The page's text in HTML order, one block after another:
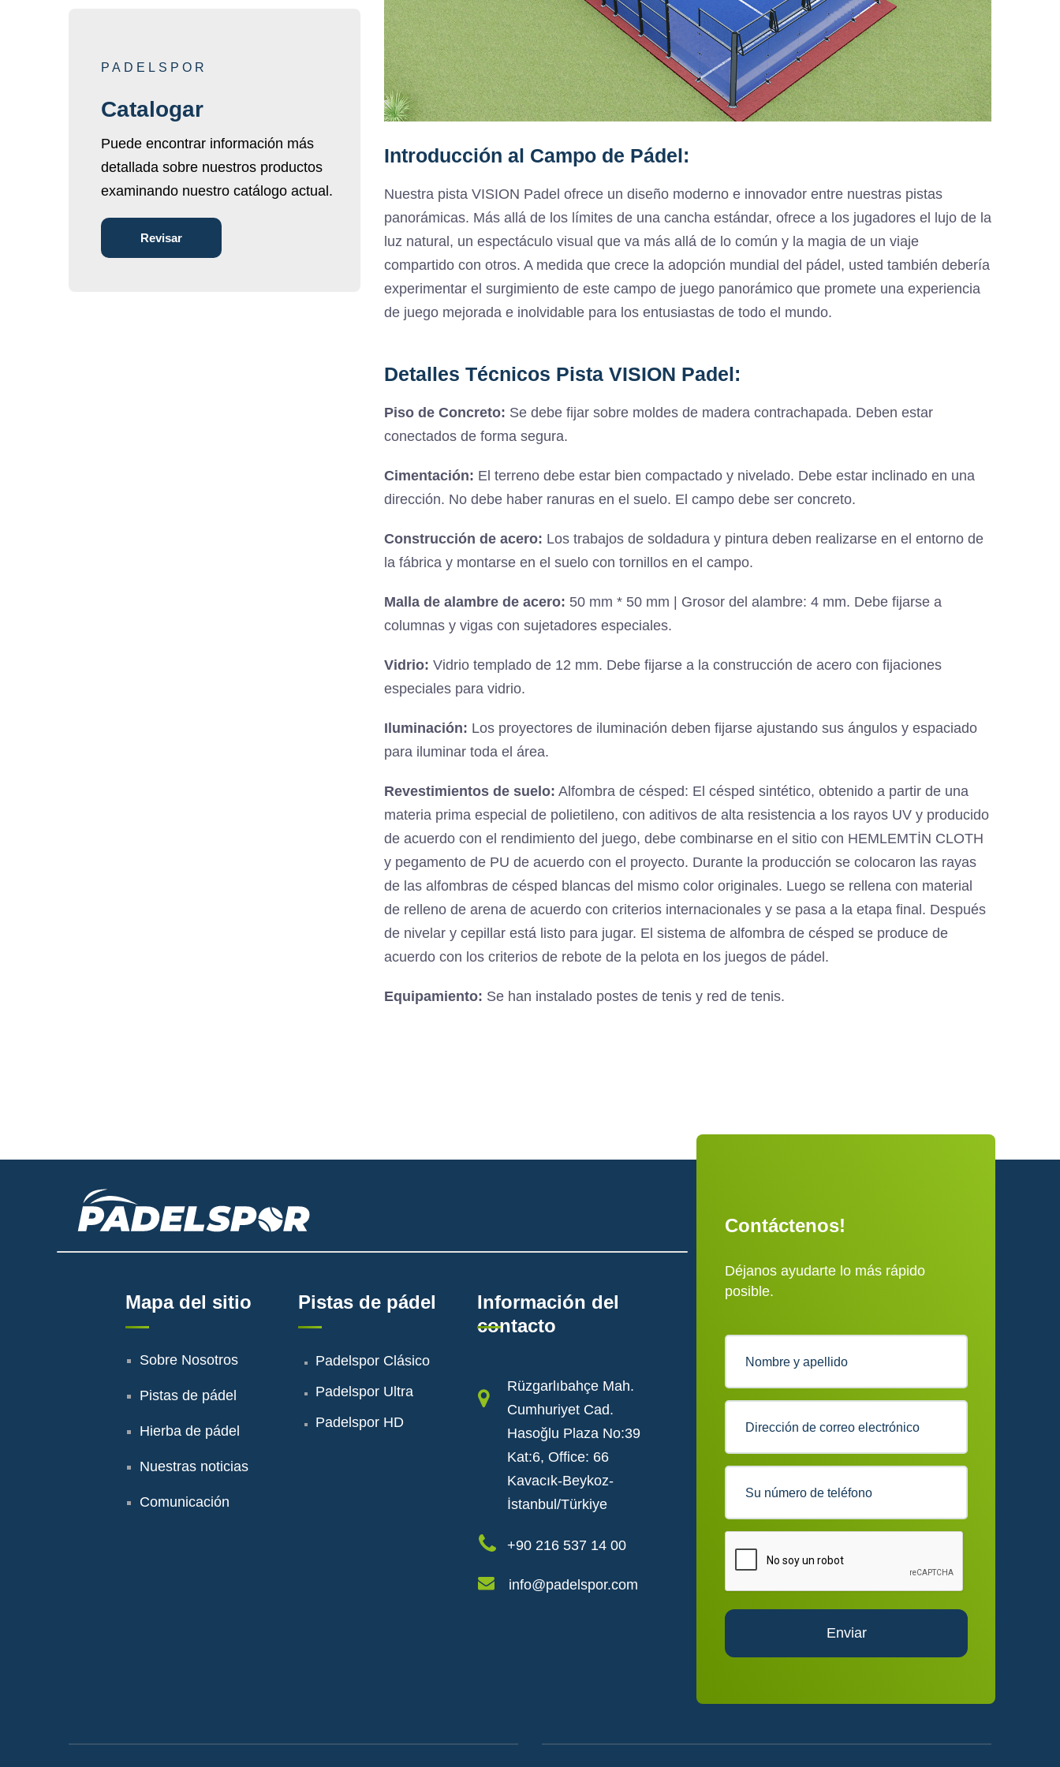
PADELSPOR
Catalogar
Puede encontrar información más
detallada sobre nuestros productos
examinando nuestro catálogo actual.
Revisar
Introducción al Campo de Pádel:
Nuestra pista VISION Padel ofrece un diseño moderno e innovador entre nuestras pistas
panorámicas. Más allá de los límites de una cancha estándar, ofrece a los jugadores el lujo de la
luz natural, un espectáculo visual que va más allá de lo común y la magia de un viaje
compartido con otros. A medida que crece la adopción mundial del pádel, usted también debería
experimentar el surgimiento de este campo de juego panorámico que promete una experiencia
de juego mejorada e inolvidable para los entusiastas de todo el mundo.
Detalles Técnicos Pista VISION Padel:
Piso de Concreto: Se debe fijar sobre moldes de madera contrachapada. Deben estar
conectados de forma segura.
Cimentación: El terreno debe estar bien compactado y nivelado. Debe estar inclinado en una
dirección. No debe haber ranuras en el suelo. El campo debe ser concreto.
Construcción de acero: Los trabajos de soldadura y pintura deben realizarse en el entorno de
la fábrica y montarse en el suelo con tornillos en el campo.
Malla de alambre de acero: 50 mm * 50 mm | Grosor del alambre: 4 mm. Debe fijarse a
columnas y vigas con sujetadores especiales.
Vidrio: Vidrio templado de 12 mm. Debe fijarse a la construcción de acero con fijaciones
especiales para vidrio.
Iluminación: Los proyectores de iluminación deben fijarse ajustando sus ángulos y espaciado
para iluminar toda el área.
Revestimientos de suelo: Alfombra de césped: El césped sintético, obtenido a partir de una
materia prima especial de polietileno, con aditivos de alta resistencia a los rayos UV y producido
de acuerdo con el rendimiento del juego, debe combinarse en el sitio con HEMLEMTİN CLOTH
y pegamento de PU de acuerdo con el proyecto. Durante la producción se colocaron las rayas
de las alfombras de césped blancas del mismo color originales. Luego se rellena con material
de relleno de arena de acuerdo con criterios internacionales y se pasa a la etapa final. Después
de nivelar y cepillar está listo para jugar. El sistema de alfombra de césped se produce de
acuerdo con los criterios de rebote de la pelota en los juegos de pádel.
Equipamiento: Se han instalado postes de tenis y red de tenis.
Mapa del sitio
Sobre Nosotros
Pistas de pádel
Hierba de pádel
Nuestras noticias
Comunicación
Pistas de pádel
Padelspor Clásico
Padelspor Ultra
Padelspor HD
Información del
contacto
Rüzgarlıbahçe Mah.
Cumhuriyet Cad.
Hasoğlu Plaza No:39
Kat:6, Office: 66
Kavacık-Beykoz-
İstanbul/Türkiye
+90 216 537 14 00
info@padelspor.com
Contáctenos!
Déjanos ayudarte lo más rápido
posible.
Enviar